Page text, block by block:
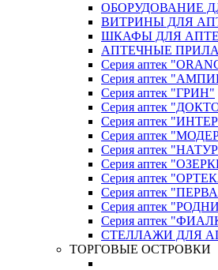
ОБОРУДОВАНИЕ
ВИТРИНЫ ДЛЯ
ШКАФЫ ДЛЯ
АПТЕЧНЫЕ
Серия аптек
Серия аптек
Серия аптек "ГРИН"
Серия аптек
Серия аптек
Серия аптек
Серия аптек
Серия аптек
Серия аптек
Серия аптек
Серия аптек
Серия аптек
СТЕЛЛАЖИ ДЛЯ
ТОРГОВЫЕ ОСТРОВКИ